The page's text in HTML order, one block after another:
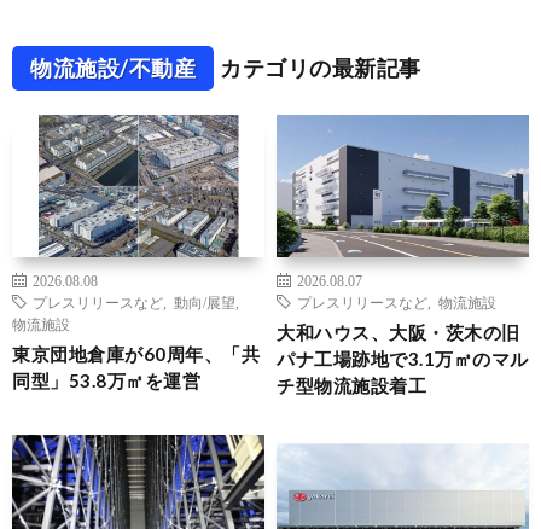
物流施設/不動産 カテゴリの最新記事
2026.08.08
プレスリリースなど
動向/展望
物流施設
東京団地倉庫が60周年、「共
同型」53.8万㎡を運営
2026.08.07
プレスリリースなど
物流施設
大和ハウス、大阪・茨木の旧
パナ工場跡地で3.1万㎡のマル
チ型物流施設着工